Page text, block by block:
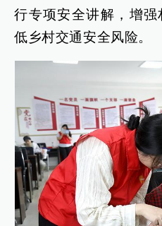
行专项安全讲解，增
低乡村交通安全风险。